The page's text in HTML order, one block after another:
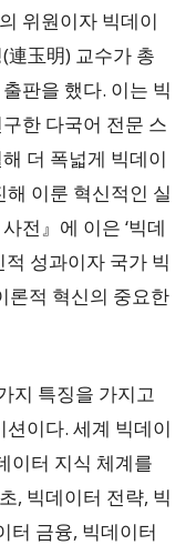
위원이자 빅데이
連玉明) 교수가 총
판을 했다. 이는 빅
한 다국어 전문 스
더 폭넓게 빅데이
이룬 혁신적인 실
전』에 이은 ‘빅데
성과이자 국가 빅
론적 혁신의 중요한
지 특징을 가지고
이다. 세계 빅데이
이터 지식 체계를
, 빅데이터 전략, 빅
터 금융, 빅데이터